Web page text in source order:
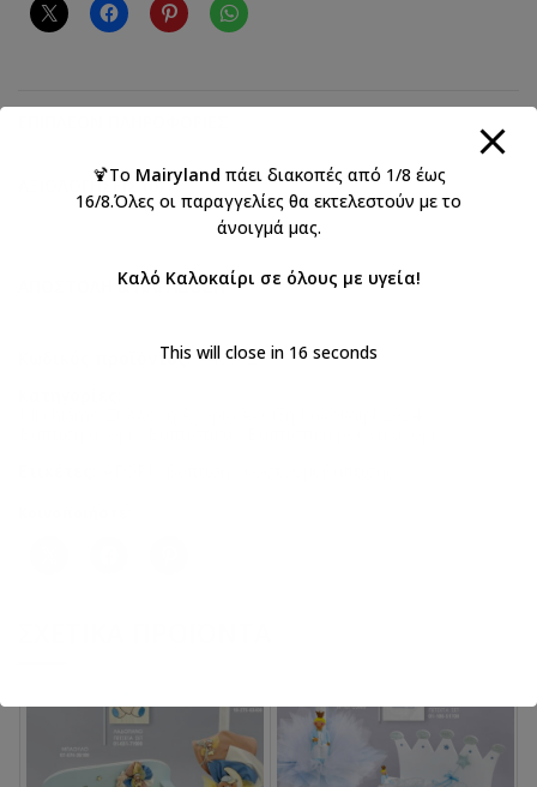
ΑΞΙΟΛΟΓΉΣΕΙΣ (0)
ΑΠΟΣΤΟΛΉ & ΠΑΡΆΔΟΣΗ
Κωδικός προϊόντος: Α4650ΣΛ
🍹Το Mairyland πάει διακοπές από 1/8 έως
16/8.Όλες οι παραγγελίες θα εκτελεστούν με το
άνοιγμά μας.
Καλό Καλοκαίρι σε όλους με υγεία!
This will close in 16 seconds